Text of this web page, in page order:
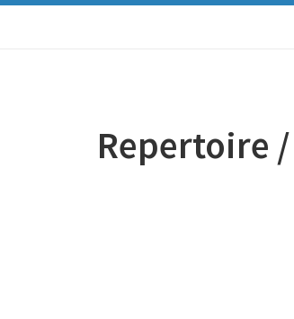
Repertoire